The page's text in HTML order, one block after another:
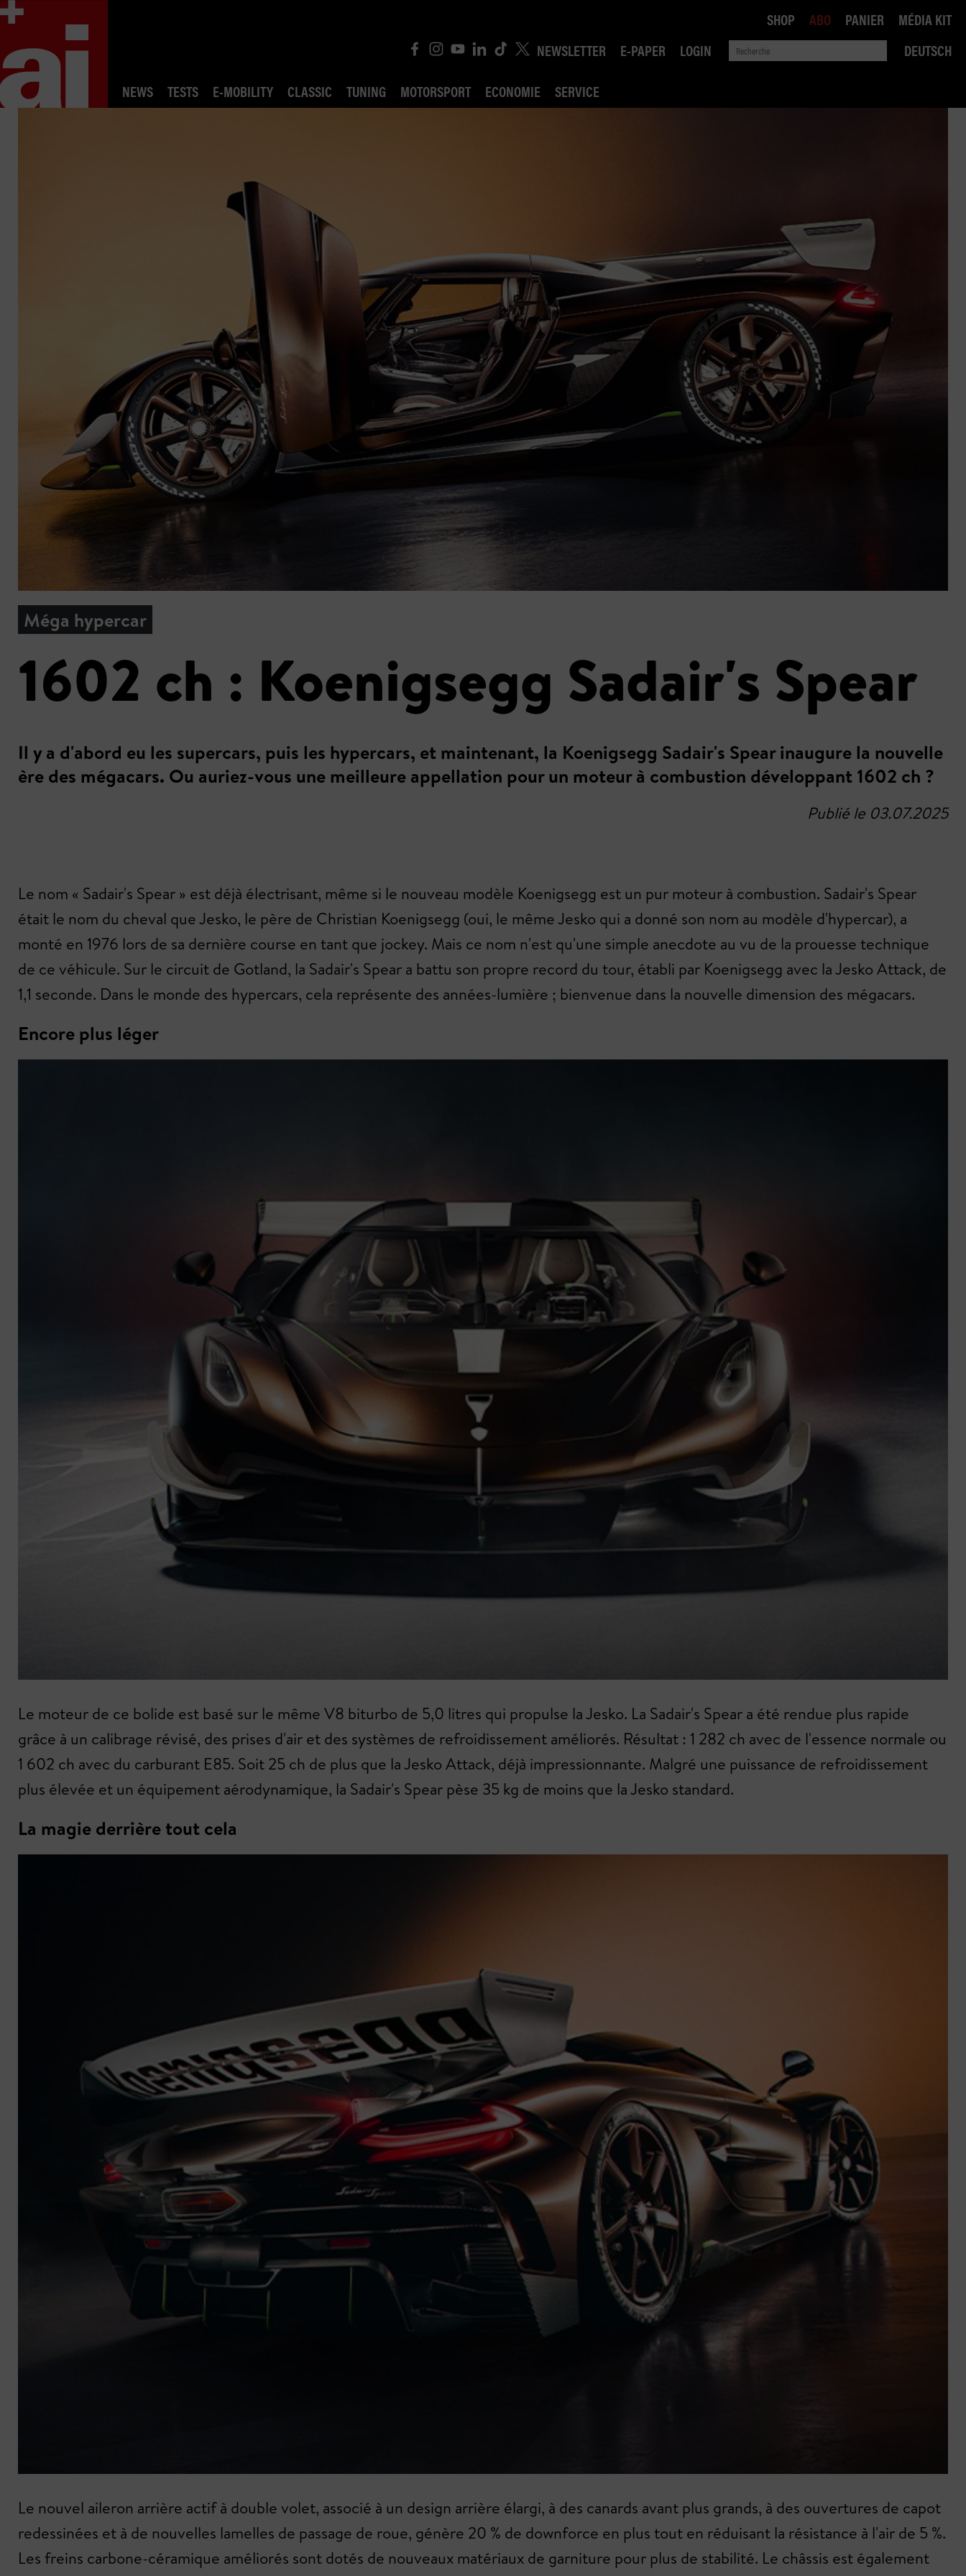
NEWSLETTER E-PAPER LOGIN
DEUTSCH
NEWS
TESTS E-MOBILITY CLASSIC TUNING MOTORSPORT ECONOMIE SERVICE
SHOP ABO PANIER MÉDIA KIT
Méga hypercar
1602 ch : Koenigsegg Sadair's Spear
Il y a d'abord eu les supercars, puis les hypercars, et maintenant, la Koenigsegg Sadair's Spear inaugure la nouvelle
ère des mégacars. Ou auriez-vous une meilleure appellation pour un moteur à combustion développant 1602 ch ?
Publié le 03.07.2025
Le nom « Sadair's Spear » est déjà électrisant, même si le nouveau modèle Koenigsegg est un pur moteur à combustion. Sadair's Spear
était le nom du cheval que Jesko, le père de Christian Koenigsegg (oui, le même Jesko qui a donné son nom au modèle d'hypercar), a
monté en 1976 lors de sa dernière course en tant que jockey. Mais ce nom n'est qu'une simple anecdote au vu de la prouesse technique
de ce véhicule. Sur le circuit de Gotland, la Sadair's Spear a battu son propre record du tour, établi par Koenigsegg avec la Jesko Attack, de
1,1 seconde. Dans le monde des hypercars, cela représente des années-lumière ; bienvenue dans la nouvelle dimension des mégacars.
Encore plus léger
Le moteur de ce bolide est basé sur le même V8 biturbo de 5,0 litres qui propulse la Jesko. La Sadair's Spear a été rendue plus rapide
grâce à un calibrage révisé, des prises d'air et des systèmes de refroidissement améliorés. Résultat : 1 282 ch avec de l'essence normale ou
1 602 ch avec du carburant E85. Soit 25 ch de plus que la Jesko Attack, déjà impressionnante. Malgré une puissance de refroidissement
plus élevée et un équipement aérodynamique, la Sadair's Spear pèse 35 kg de moins que la Jesko standard.
La magie derrière tout cela
Le nouvel aileron arrière actif à double volet, associé à un design arrière élargi, à des canards avant plus grands, à des ouvertures de capot
redessinées et à de nouvelles lamelles de passage de roue, génère 20 % de downforce en plus tout en réduisant la résistance à l'air de 5 %.
Les freins carbone-céramique améliorés sont dotés de nouveaux matériaux de garniture pour plus de stabilité. Le châssis est également